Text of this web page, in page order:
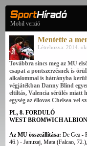
Mobil verzió
Mentette a
Létrehozva: 2014.
Továbbra sincs meg az MU
csapat a pontszerzésnek is
alkalommal is hátrányba
végjátékban Danny Blind
eltiltás, Valencia sérülés miatt
egység az éllovas Chelsea-vel
PL, 8. FORDULÓ
WEST BROMWICH
Az MU összeállítása: De Gea -
46.) - Januzaj, Mata (Falcao,